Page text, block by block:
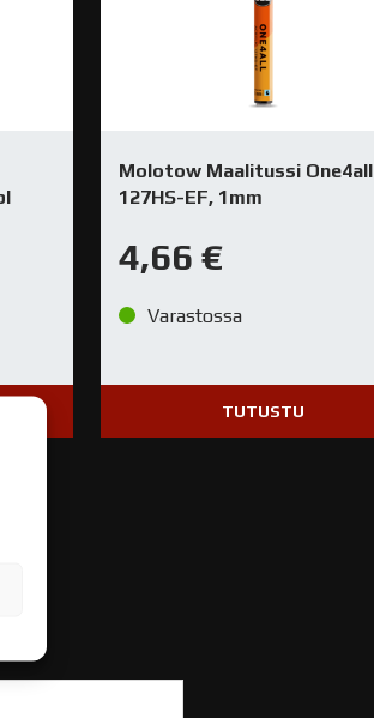
Molotow Maalitussi One4all
127HS-EF, 1mm
4,66 €
Varastossa
TUTUSTU